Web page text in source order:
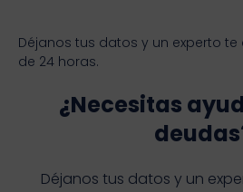
Déjanos tus datos y un experto
de 24 horas.
¿Necesitas
Déjanos tus datos y un